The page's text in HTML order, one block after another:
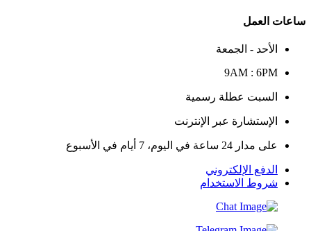
ساعات العمل
الأحد - الجمعة
9AM : 6PM
السبت عطلة رسمية
الإستشارة عبر الإنترنت
على مدار 24 ساعة في اليوم، 7 أيام في الأسبوع
الدفع الإلكتروني
شروط الاستخدام